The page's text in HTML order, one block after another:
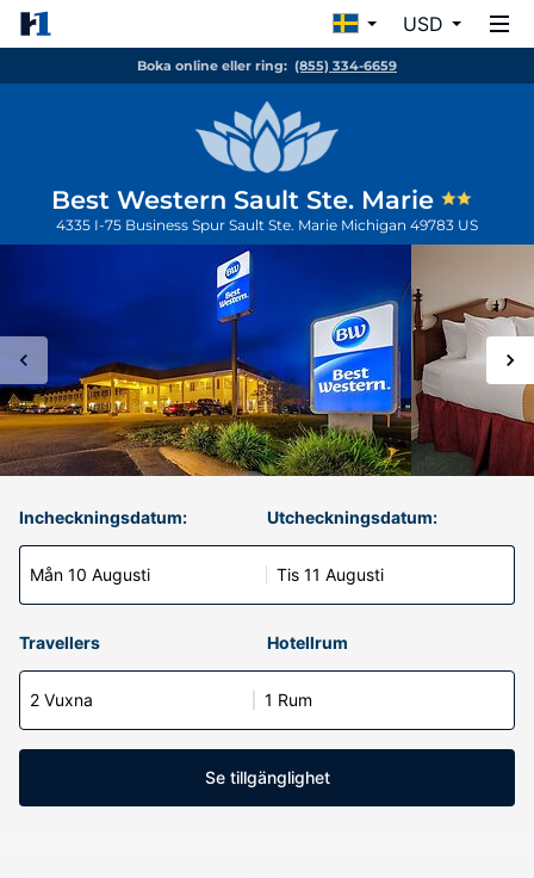
USD
Boka online eller ring: (855) 334-6659
Best Western Sault Ste. Marie
4335 I-75 Business Spur Sault Ste. Marie Michigan 49783 US
Incheckningsdatum:
Mån 10 Augusti
Utcheckningsdatum:
Tis 11 Augusti
Travellers Hotellrum
2 Vuxna 1 Rum
Se tillgänglighet